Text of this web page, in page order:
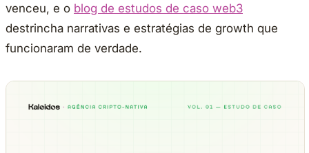
venceu, e o blog de estudos de caso web3
destrincha narrativas e estratégias de growth que
funcionaram de verdade.